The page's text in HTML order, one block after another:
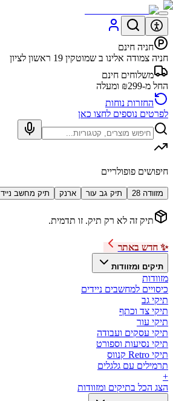
חניה חינם
חניה צמודה אלינו ב שמוטקין 19 ראשון לציון
משלוחים חינם
החל מ-₪299 ומעלה
החזרות נוחות
לפרטים נוספים לחצו כאן
חיפושים פופולריים
מזוודה 28 תיק גב עור ארנק תיק מחשב נייד
תיק זה לא רק תיק. זו תדמית.
✨ חדש באתר
תיקים ומזוודות
מזוודות
כיסויים למחשבים ניידים
תיקי גב
תיקי צד וכתף
תיקי עור
תיקי עסקים ועבודה
תיקי נסיעות וספורט
תיקי Retro קנווס
תרמילים עם גלגלים
+
הצג הכל בתיקים ומזוודות